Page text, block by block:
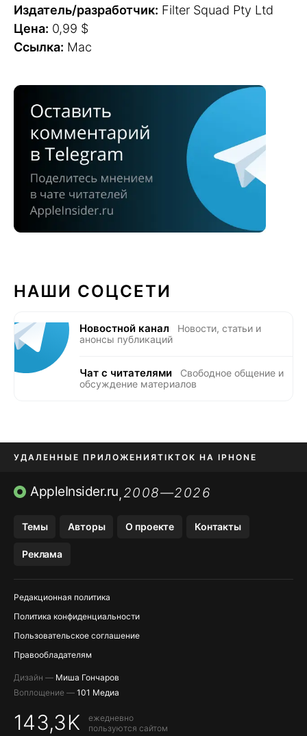
Издатель/разработчик: Filter Squad Pty Ltd
Цена: 0,99 $
Ссылка: Mac
НАШИ СОЦСЕТИ
Новостной канал
Новости, статьи и
анонсы публикаций
Чат с читателями
Свободное общение и
обсуждение материалов
УДАЛЕННЫЕ ПРИЛОЖЕНИЯTIKTOK НА IPHONE
ПРИЛОЖЕНИЯ БЕЗ APP STORE
AppleInsider.ru,2008—2026
Темы Авторы О проекте Контакты
Реклама
Редакционная политика
Политика конфиденциальности
Пользовательское соглашение
Правообладателям
Дизайн — Миша Гончаров
Воплощение — 101 Медиа
143,3K
ежедневно
пользуются сайтом